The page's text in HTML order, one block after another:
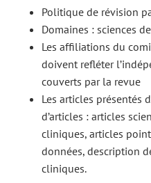
Politique de révision
Domaines : sciences
Les affiliations du
doivent refléter
couverts par la revue
Les articles présentés
d’articles : articles
cliniques, articles
données, description
cliniques.